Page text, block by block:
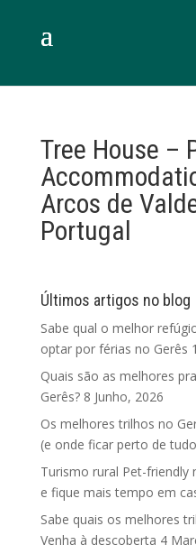
Tree House –
Arcos de
Portugal
Últimos artigos no blog
Sabe qual o melhor
optar por férias no Gerês
Quais são as melhores
Gerês? 8 Junho, 2026
Os melhores trilhos no
(e onde ficar perto de
Turismo rural Pet-friendly
e fique mais tempo em
Sabe quais os melhores
Venha à descoberta 4